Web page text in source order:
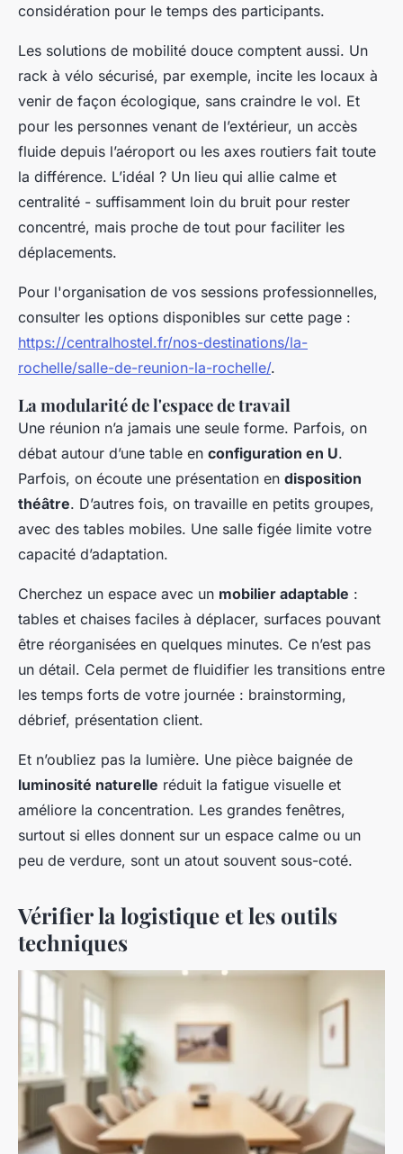
considération pour le temps des participants.
Les solutions de mobilité douce comptent aussi. Un
rack à vélo sécurisé, par exemple, incite les locaux à
venir de façon écologique, sans craindre le vol. Et
pour les personnes venant de l’extérieur, un accès
fluide depuis l’aéroport ou les axes routiers fait toute
la différence. L’idéal ? Un lieu qui allie calme et
centralité - suffisamment loin du bruit pour rester
concentré, mais proche de tout pour faciliter les
déplacements.
Pour l'organisation de vos sessions professionnelles,
consulter les options disponibles sur cette page :
https://centralhostel.fr/nos-destinations/la-
rochelle/salle-de-reunion-la-rochelle/.
La modularité de l'espace de travail
Une réunion n’a jamais une seule forme. Parfois, on
débat autour d’une table en configuration en U.
Parfois, on écoute une présentation en disposition
théâtre. D’autres fois, on travaille en petits groupes,
avec des tables mobiles. Une salle figée limite votre
capacité d’adaptation.
Cherchez un espace avec un mobilier adaptable :
tables et chaises faciles à déplacer, surfaces pouvant
être réorganisées en quelques minutes. Ce n’est pas
un détail. Cela permet de fluidifier les transitions entre
les temps forts de votre journée : brainstorming,
débrief, présentation client.
Et n’oubliez pas la lumière. Une pièce baignée de
luminosité naturelle réduit la fatigue visuelle et
améliore la concentration. Les grandes fenêtres,
surtout si elles donnent sur un espace calme ou un
peu de verdure, sont un atout souvent sous-coté.
Vérifier la logistique et les outils
techniques